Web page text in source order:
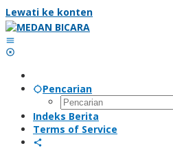
Lewati ke konten
Pencarian
Indeks Berita
Terms of Service